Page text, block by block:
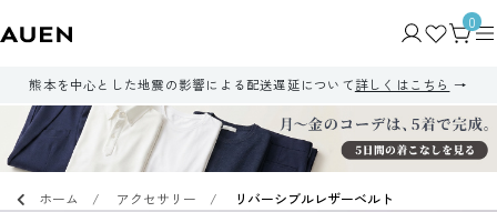
0
熊本を中心とした地震の影響による配送遅延について詳しくはこちら
ホーム アクセサリー リバーシブルレザーベルト